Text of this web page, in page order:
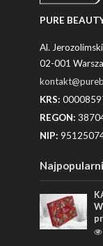
PURE
Al.
02-001
KRS:
REGON:
NIP: